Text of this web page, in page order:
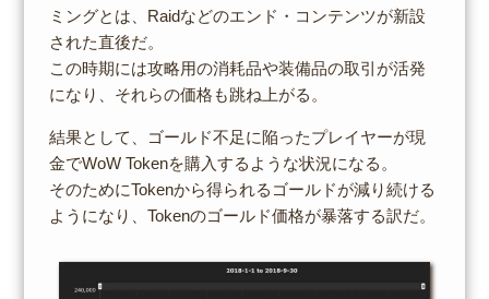
ミングとは、Raidなどのエンド・コンテンツが新設
された直後だ。
この時期には攻略用の消耗品や装備品の取引が活発
になり、それらの価格も跳ね上がる。
結果として、ゴールド不足に陥ったプレイヤーが現
金でWoW Tokenを購入するような状況になる。
そのためにTokenから得られるゴールドが減り続ける
ようになり、Tokenのゴールド価格が暴落する訳だ。